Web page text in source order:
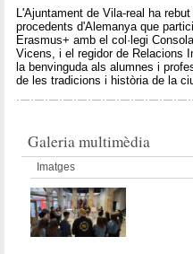
L'Ajuntament de Vila-real ha
procedents d'Alemanya que
Erasmus+ amb el col·legi
Vicens, i el regidor de Relacions
la benvinguda als alumnes i
de les tradicions i història de la
Galeria multimèdia
Imatges